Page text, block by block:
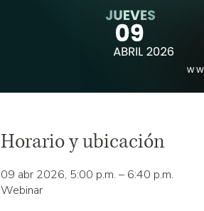
Horario y ubicación
09 abr 2026, 5:00 p.m. – 6:40 p.m.
Webinar